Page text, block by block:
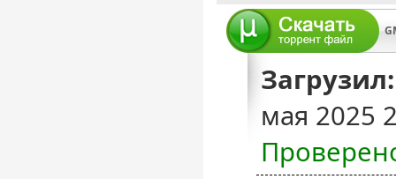
Загрузил:
мая 2025